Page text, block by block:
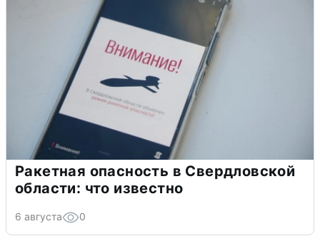
Ракетная опасность в Свердловской
области: что известно
6 августа 0